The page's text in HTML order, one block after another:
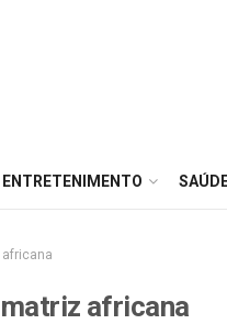
ENTRETENIMENTO
africana